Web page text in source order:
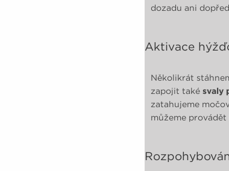
dozadu ani
Aktivace
Několikrát
zapojit také svaly
zatahujeme
můžeme